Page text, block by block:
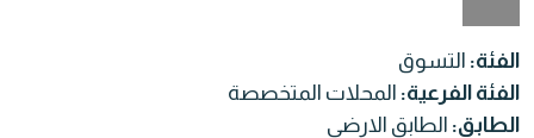
الفئة: التسوق
الفئة الفرعية: المحلات المتخصصة
الطابق: الطابق الارضي